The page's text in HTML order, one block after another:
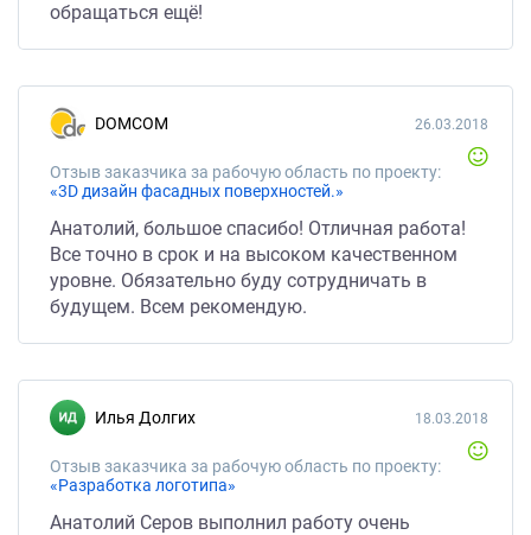
обращаться ещё!
DOMCOM
Отзыв заказчика за рабочую область по проекту:
«3D дизайн фасадных поверхностей.»
26.03.2018
Анатолий, большое спасибо! Отличная работа!
Все точно в срок и на высоком качественном
уровне. Обязательно буду сотрудничать в
будущем. Всем рекомендую.
Илья Долгих
Отзыв заказчика за рабочую область по проекту:
«Разработка логотипа»
18.03.2018
Анатолий Серов выполнил работу очень